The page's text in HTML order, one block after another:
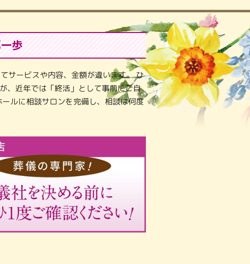
歩
サービスや内容、金額が違います。 ひ
、近年では「終活」として事前にご自
ルに相談サロンを完備し、相談は何度